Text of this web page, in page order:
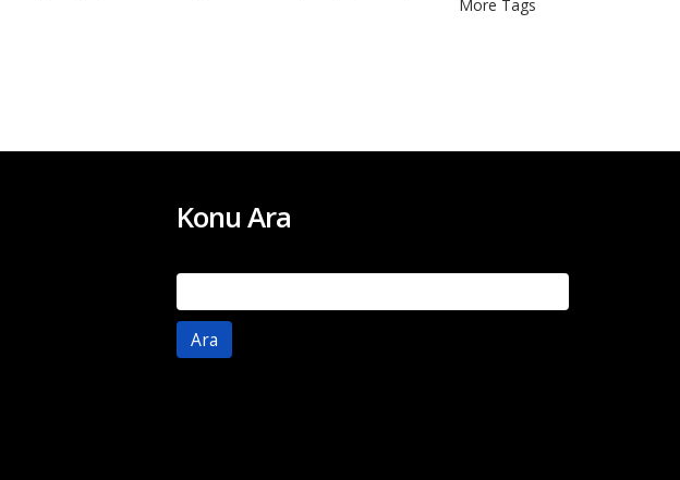
More Tags
Konu Ara
Arama: